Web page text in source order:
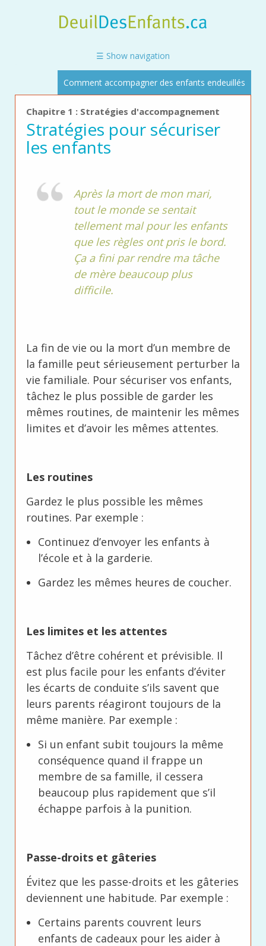
☰ Show navigation
Comment accompagner des enfants endeuillés
Chapitre 1 : Stratégies d'accompagnement
Stratégies pour sécuriser
les enfants
Après la mort de mon mari,
tout le monde se sentait
tellement mal pour les enfants
que les règles ont pris le bord.
Ça a fini par rendre ma tâche
de mère beaucoup plus
difficile.
La fin de vie ou la mort d’un membre de
la famille peut sérieusement perturber la
vie familiale. Pour sécuriser vos enfants,
tâchez le plus possible de garder les
mêmes routines, de maintenir les mêmes
limites et d’avoir les mêmes attentes.
Les routines
Gardez le plus possible les mêmes
routines. Par exemple :
Continuez d’envoyer les enfants à
l’école et à la garderie.
Gardez les mêmes heures de coucher.
Les limites et les attentes
Tâchez d’être cohérent et prévisible. Il
est plus facile pour les enfants d’éviter
les écarts de conduite s’ils savent que
leurs parents réagiront toujours de la
même manière. Par exemple :
Si un enfant subit toujours la même
conséquence quand il frappe un
membre de sa famille, il cessera
beaucoup plus rapidement que s’il
échappe parfois à la punition.
Passe-droits et gâteries
Évitez que les passe-droits et les gâteries
deviennent une habitude. Par exemple :
Certains parents couvrent leurs
enfants de cadeaux pour les aider à